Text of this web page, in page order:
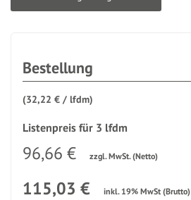
Bestellung
(32,22 € / lfdm)
Listenpreis für 3 lfdm
96,66 € zzgl. MwSt. (Netto)
115,03 € inkl. 19% MwSt (Brutto)